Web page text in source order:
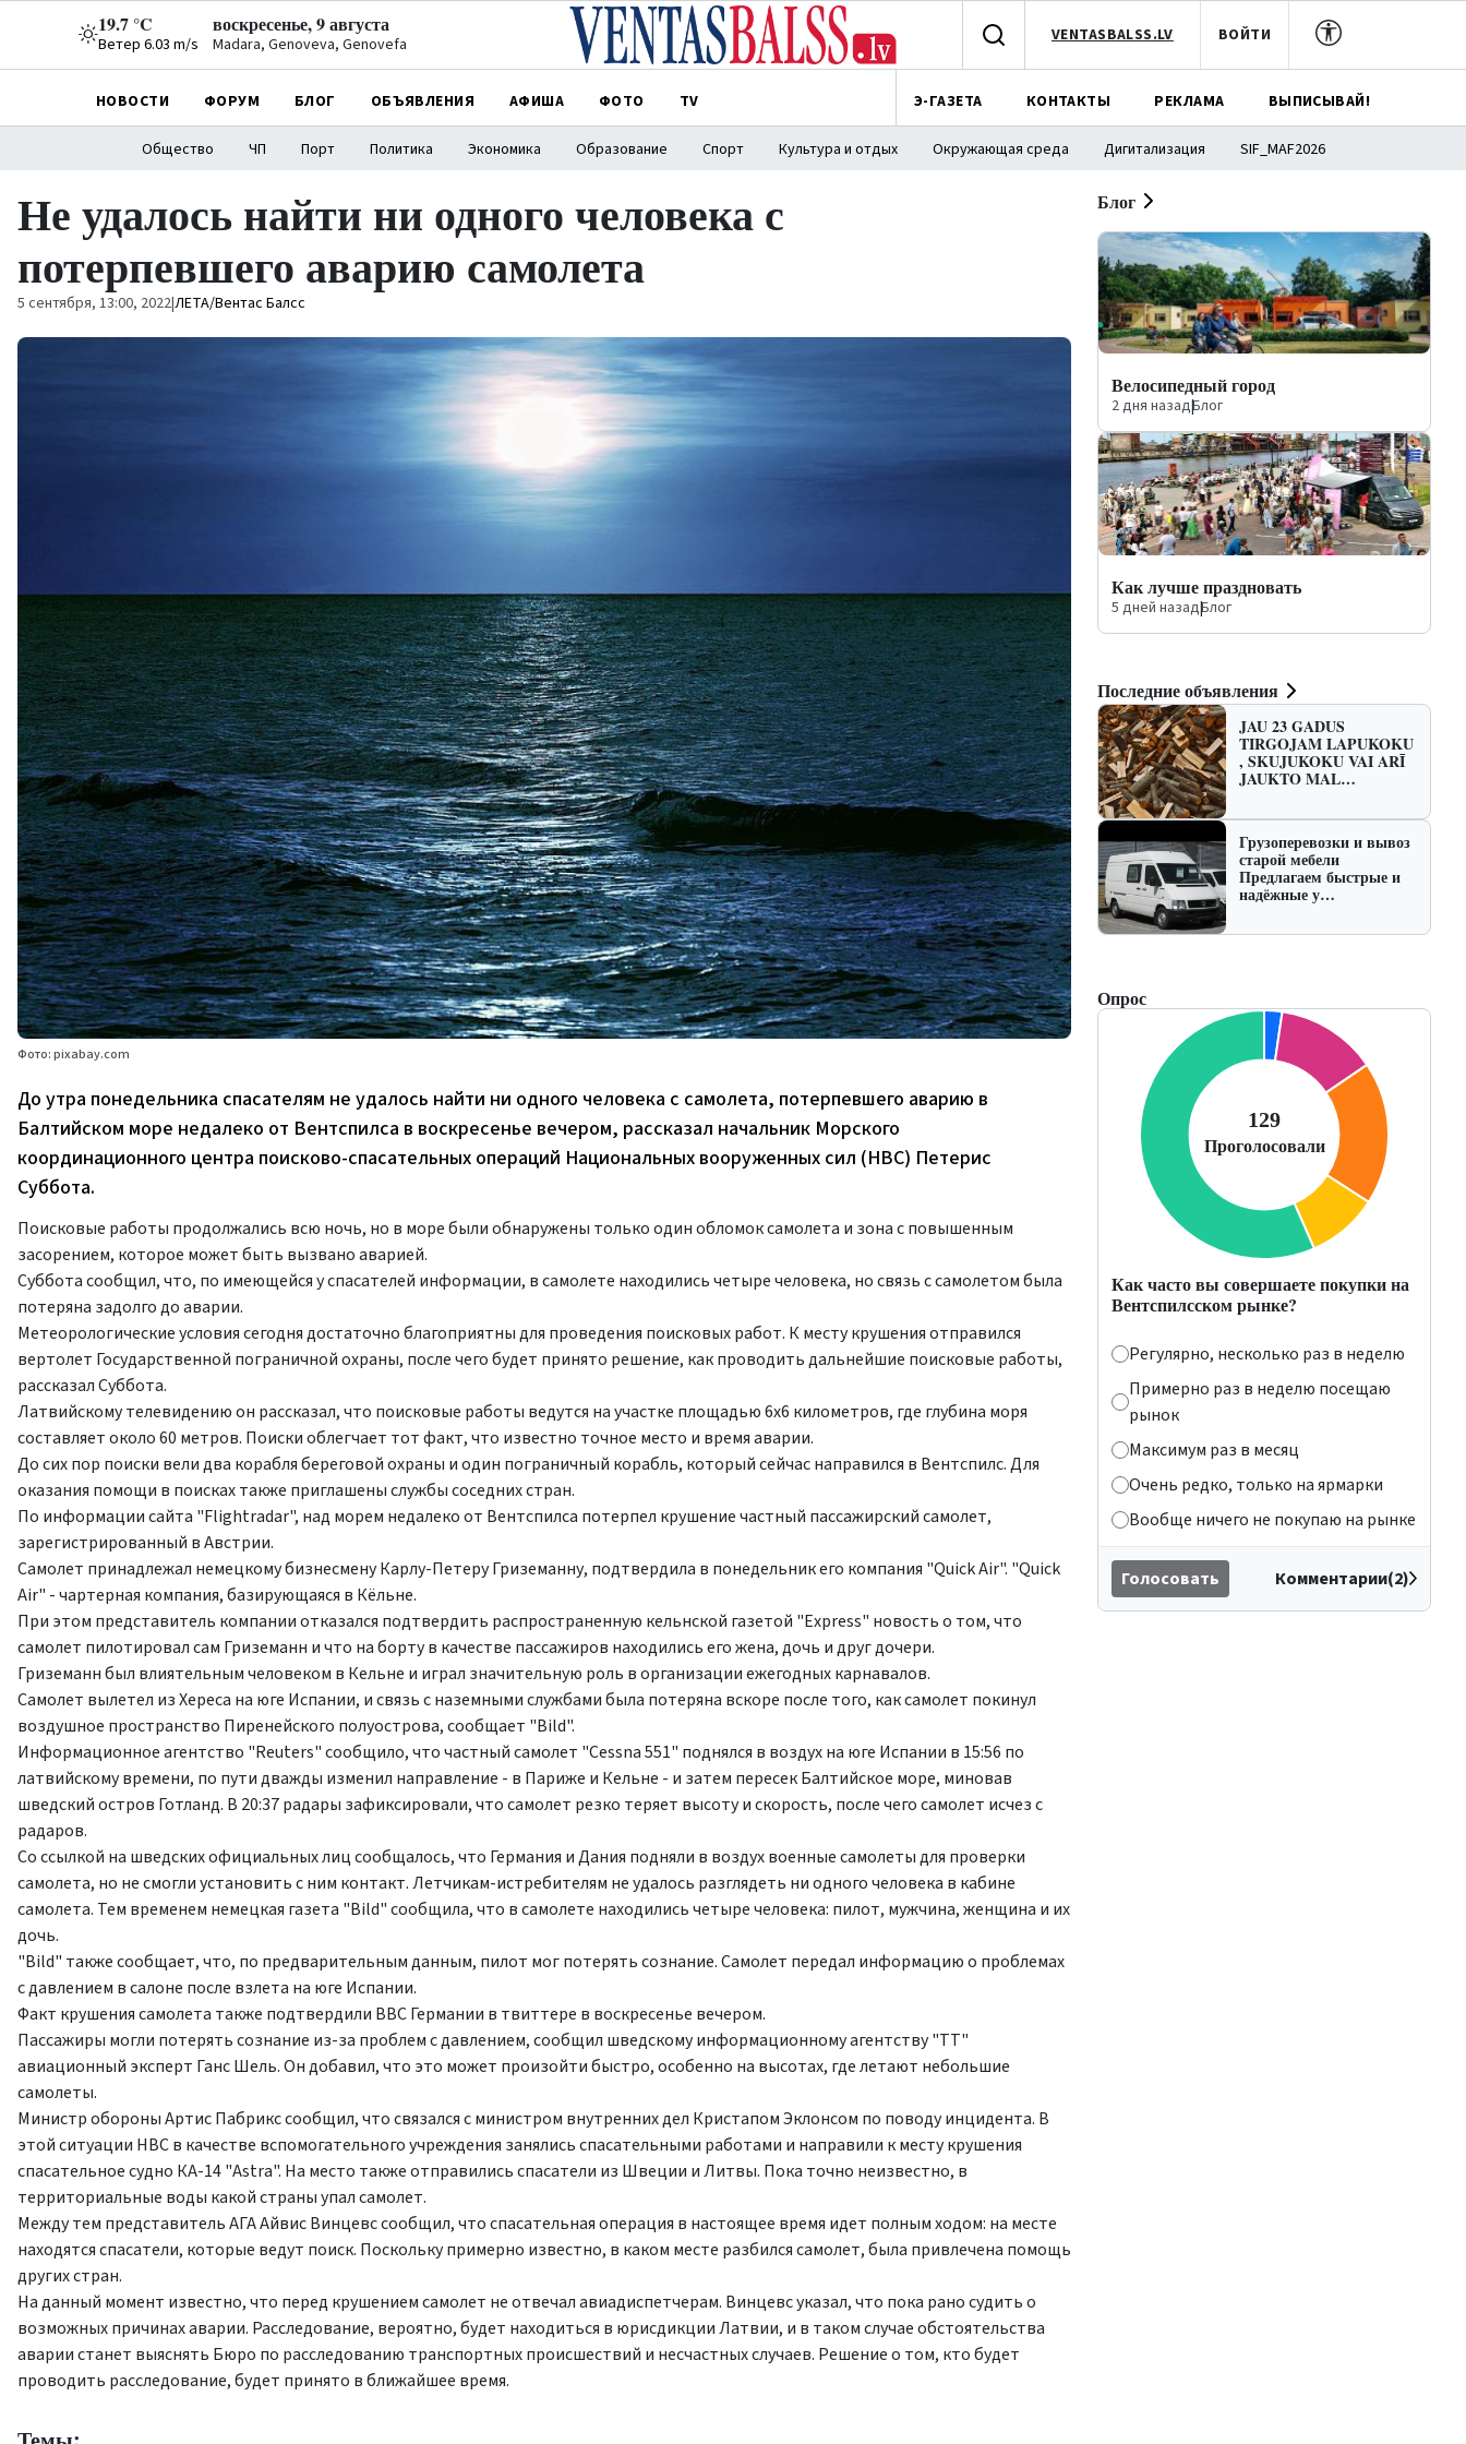
19.7 °C
Ветер 6.03 m/s
воскресенье, 9 августа
Madara, Genoveva, Genovefa VENTASBALSS.LV ВОЙТИ
НОВОСТИ ФОРУМ БЛОГ ОБЪЯВЛЕНИЯ АФИША ФОТО TV Э-ГАЗЕТА КОНТАКТЫ РЕКЛАМА ВЫПИСЫВАЙ!
Общество ЧП Порт Политика Экономика Образование Спорт Культура и отдых Окружающая среда Дигитализация SIF_MAF2026
Не удалось найти ни одного человека с
потерпевшего аварию самолета
5 сентября, 13:00, 2022|ЛЕТА/Вентас Балсс
Фото: pixabay.com
До утра понедельника спасателям не удалось найти ни одного человека с самолета, потерпевшего аварию в
Балтийском море недалеко от Вентспилса в воскресенье вечером, рассказал начальник Морского
координационного центра поисково-спасательных операций Национальных вооруженных сил (НВС) Петерис
Суббота.
Поисковые работы продолжались всю ночь, но в море были обнаружены только один обломок самолета и зона с повышенным
засорением, которое может быть вызвано аварией.
Суббота сообщил, что, по имеющейся у спасателей информации, в самолете находились четыре человека, но связь с самолетом была
потеряна задолго до аварии.
Метеорологические условия сегодня достаточно благоприятны для проведения поисковых работ. К месту крушения отправился
вертолет Государственной пограничной охраны, после чего будет принято решение, как проводить дальнейшие поисковые работы,
рассказал Суббота.
Латвийскому телевидению он рассказал, что поисковые работы ведутся на участке площадью 6х6 километров, где глубина моря
составляет около 60 метров. Поиски облегчает тот факт, что известно точное место и время аварии.
До сих пор поиски вели два корабля береговой охраны и один пограничный корабль, который сейчас направился в Вентспилс. Для
оказания помощи в поисках также приглашены службы соседних стран.
По информации сайта "Flightradar", над морем недалеко от Вентспилса потерпел крушение частный пассажирский самолет,
зарегистрированный в Австрии.
Самолет принадлежал немецкому бизнесмену Карлу-Петеру Гриземанну, подтвердила в понедельник его компания "Quick Air". "Quick
Air" - чартерная компания, базирующаяся в Кёльне.
При этом представитель компании отказался подтвердить распространенную кельнской газетой "Express" новость о том, что
самолет пилотировал сам Гриземанн и что на борту в качестве пассажиров находились его жена, дочь и друг дочери.
Гриземанн был влиятельным человеком в Кельне и играл значительную роль в организации ежегодных карнавалов.
Самолет вылетел из Хереса на юге Испании, и связь с наземными службами была потеряна вскоре после того, как самолет покинул
воздушное пространство Пиренейского полуострова, сообщает "Bild".
Информационное агентство "Reuters" сообщило, что частный самолет "Cessna 551" поднялся в воздух на юге Испании в 15:56 по
латвийскому времени, по пути дважды изменил направление - в Париже и Кельне - и затем пересек Балтийское море, миновав
шведский остров Готланд. В 20:37 радары зафиксировали, что самолет резко теряет высоту и скорость, после чего самолет исчез с
радаров.
Со ссылкой на шведских официальных лиц сообщалось, что Германия и Дания подняли в воздух военные самолеты для проверки
самолета, но не смогли установить с ним контакт. Летчикам-истребителям не удалось разглядеть ни одного человека в кабине
самолета. Тем временем немецкая газета "Bild" сообщила, что в самолете находились четыре человека: пилот, мужчина, женщина и их
дочь.
"Bild" также сообщает, что, по предварительным данным, пилот мог потерять сознание. Самолет передал информацию о проблемах
с давлением в салоне после взлета на юге Испании.
Факт крушения самолета также подтвердили ВВС Германии в твиттере в воскресенье вечером.
Пассажиры могли потерять сознание из-за проблем с давлением, сообщил шведскому информационному агентству "TT"
авиационный эксперт Ганс Шель. Он добавил, что это может произойти быстро, особенно на высотах, где летают небольшие
самолеты.
Министр обороны Артис Пабрикс сообщил, что связался с министром внутренних дел Кристапом Эклонсом по поводу инцидента. В
этой ситуации НВС в качестве вспомогательного учреждения занялись спасательными работами и направили к месту крушения
спасательное судно КА-14 "Astra". На место также отправились спасатели из Швеции и Литвы. Пока точно неизвестно, в
территориальные воды какой страны упал самолет.
Между тем представитель АГА Айвис Винцевс сообщил, что спасательная операция в настоящее время идет полным ходом: на месте
находятся спасатели, которые ведут поиск. Поскольку примерно известно, в каком месте разбился самолет, была привлечена помощь
других стран.
На данный момент известно, что перед крушением самолет не отвечал авиадиспетчерам. Винцевс указал, что пока рано судить о
возможных причинах аварии. Расследование, вероятно, будет находиться в юрисдикции Латвии, и в таком случае обстоятельства
аварии станет выяснять Бюро по расследованию транспортных происшествий и несчастных случаев. Решение о том, кто будет
проводить расследование, будет принято в ближайшее время.
Блог
Велосипедный город
2 дня назад|Блог
Как лучше праздновать
5 дней назад|Блог
Последние объявления
JAU 23 GADUS
TIRGOJAM LAPUKOKU
, SKUJUKOKU VAI ARĪ
JAUKTO MAL…
Грузоперевозки и вывоз
старой мебели
Предлагаем быстрые и
надёжные у…
Опрос
Как часто вы совершаете покупки на
Вентспилсском рынке?
Регулярно, несколько раз в неделю
Примерно раз в неделю посещаю
рынок
Максимум раз в месяц
Очень редко, только на ярмарки
Вообще ничего не покупаю на рынке
Голосовать Комментарии(2)